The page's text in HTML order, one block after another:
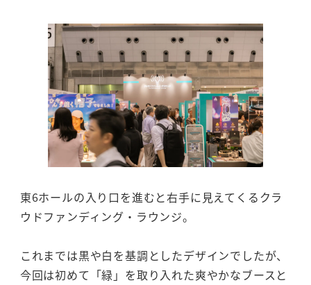
東6ホールの入り口を進むと右手に見えてくるクラ
ウドファンディング・ラウンジ。
これまでは黒や白を基調としたデザインでしたが、
今回は初めて「緑」を取り入れた爽やかなブースと